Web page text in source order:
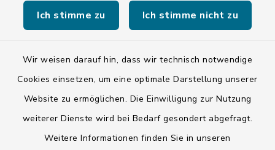
Ich stimme zu Ich stimme nicht zu
Wir weisen darauf hin, dass wir technisch notwendige
Cookies einsetzen, um eine optimale Darstellung unserer
Website zu ermöglichen. Die Einwilligung zur Nutzung
weiterer Dienste wird bei Bedarf gesondert abgefragt.
Weitere Informationen finden Sie in unseren
Kontakt
Datenschutz